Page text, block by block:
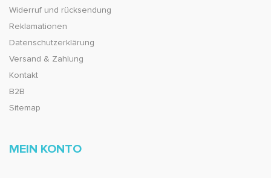
Widerruf und rücksendung
Reklamationen
Datenschutzerklärung
Versand & Zahlung
Kontakt
B2B
Sitemap
MEIN KONTO